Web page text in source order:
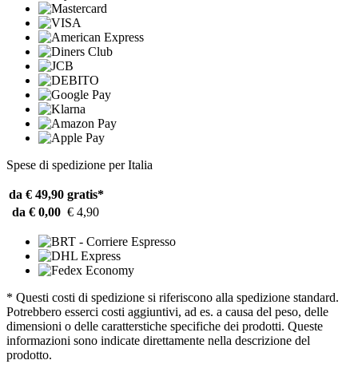
Spese di spedizione per Italia
da € 49,90 gratis*
da € 0,00 € 4,90
* Questi costi di spedizione si riferiscono alla spedizione standard.
Potrebbero esserci costi aggiuntivi, ad es. a causa del peso, delle
dimensioni o delle caratterstiche specifiche dei prodotti. Queste
informazioni sono indicate direttamente nella descrizione del
prodotto.